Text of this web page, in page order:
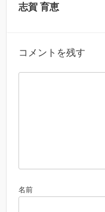
志賀 育恵
コメントを残す
名前